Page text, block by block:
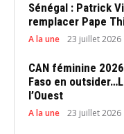
Sénégal : Patrick
remplacer Pape
A la une 23 juillet 2026
CAN féminine
Faso en
l’Ouest
A la une 23 juillet 2026